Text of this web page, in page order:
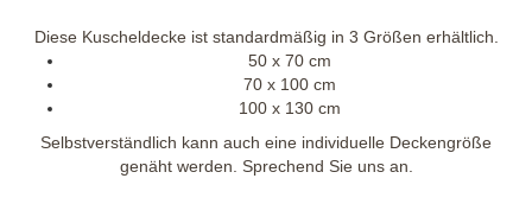
Diese Kuscheldecke ist standardmäßig in 3 Größen erhältlich.
50 x 70 cm
70 x 100 cm
100 x 130 cm
Selbstverständlich kann auch eine individuelle Deckengröße
genäht werden. Sprechend Sie uns an.